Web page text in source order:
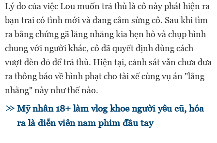
Lý do của việc Lou muốn trả thù là cô này phát hiện ra
bạn trai có tình mới và đang cắm sừng cô. Sau khi tìm
ra bằng chứng gã lăng nhăng kia hẹn hò và chụp hình
chung với người khác, cô đã quyết định dùng cách
vượt đèn đỏ để trả thù. Hiện tại, cảnh sát vẫn chưa đưa
ra thông báo về hình phạt cho tài xế cùng vụ án "lằng
nhằng" này như thế nào.
Mỹ nhân 18+ làm vlog khoe người yêu cũ, hóa
ra là diễn viên nam phim đầu tay